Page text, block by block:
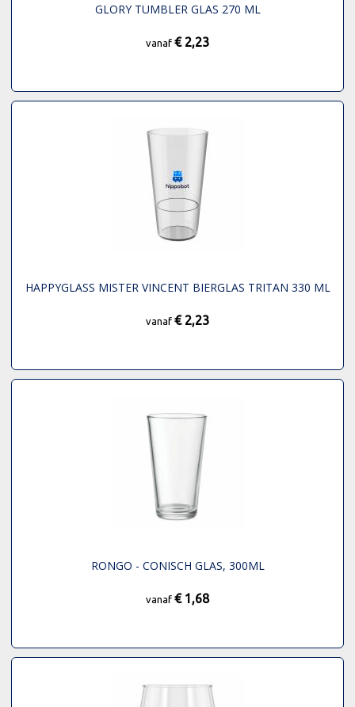
GLORY TUMBLER GLAS 270 ML
vanaf € 2,23
HAPPYGLASS MISTER VINCENT BIERGLAS TRITAN 330 ML
vanaf € 2,23
RONGO - CONISCH GLAS, 300ML
vanaf € 1,68